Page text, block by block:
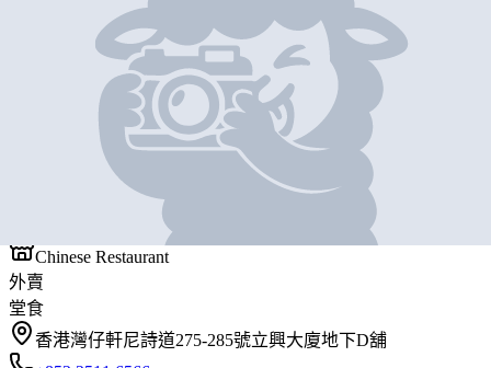
籠皇點心
Chinese Restaurant
外賣
堂食
香港灣仔軒尼詩道275-285號立興大廈地下D舖